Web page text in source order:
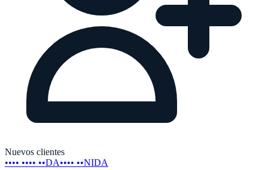
Nuevos clientes
•••• •••• ••DA•••• ••NIDA